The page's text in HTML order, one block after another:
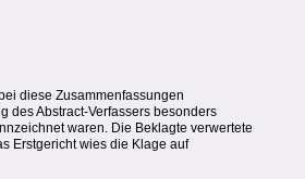
diese Zusammenfassungen
des Abstract-Verfassers besonders
waren. Die Beklagte verwertete
Erstgericht wies die Klage auf